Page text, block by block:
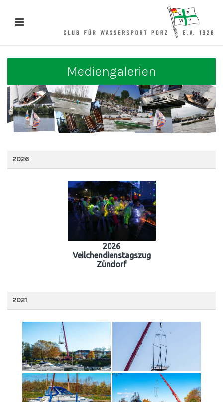
Mediengalerien
2026
2026
Veilchendienstagszug
Zündorf
2021